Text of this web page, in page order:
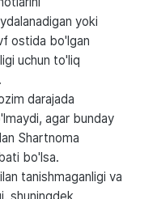
yoki
ostida bo'lgan
uchun to'liq
darajada
agar bunday
Shartnoma
bo'lsa.
tanishmaganligi va
shuningdek